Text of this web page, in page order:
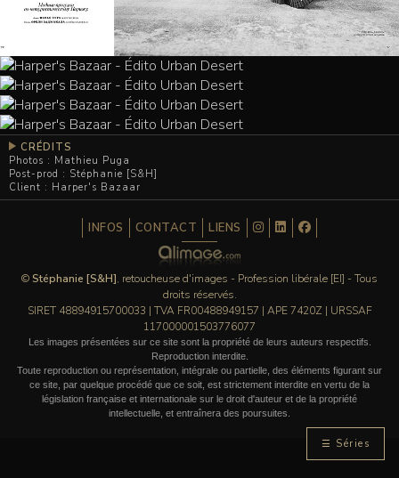
CRÉDITS
Photos : Mathieu Puga
Post-prod : Stéphanie [S&H]
Client : Harper's Bazaar
☰ Séries
INFOS CONTACT LIENS
©Stéphanie [S&H], retoucheuse d'images - Profession libérale [EI] - Tous
droits réservés.
SIRET 48894915700033 | TVA FR00488949157 | APE 7420Z | URSSAF
117000001503776077
Les images présentées sur ce site sont la propriété de leurs auteurs respectifs.
Reproduction interdite.
Toute reproduction ou représentation, intégrale ou partielle, des éléments figurant sur
ce site, par quelque procédé que ce soit, est strictement interdite en vertu de la
législation française et internationale sur le droit d'auteur et de la propriété
intellectuelle, et entraînera des poursuites.